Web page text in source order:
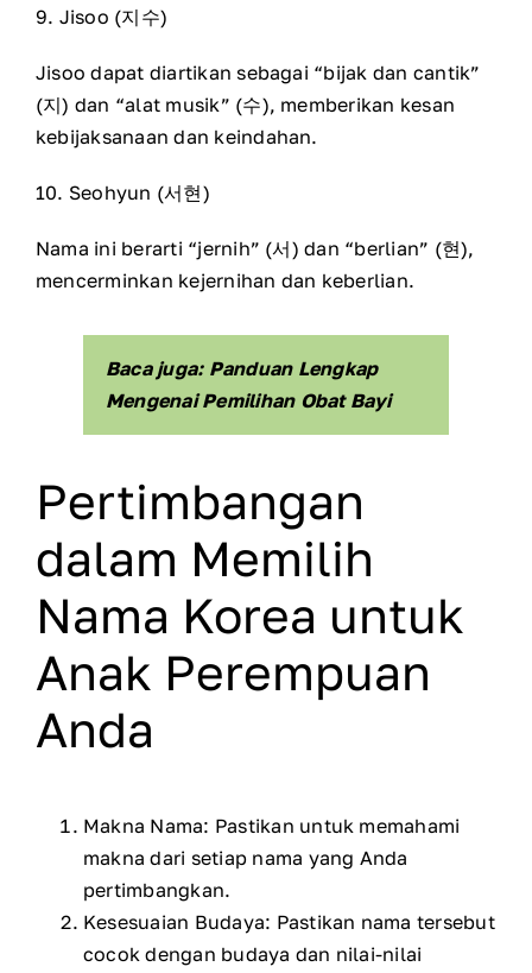
9. Jisoo (지수)
Jisoo dapat diartikan sebagai “bijak dan cantik”
(지) dan “alat musik” (수), memberikan kesan
kebijaksanaan dan keindahan.
10. Seohyun (서현)
Nama ini berarti “jernih” (서) dan “berlian” (현),
mencerminkan kejernihan dan keberlian.
Baca juga: Panduan Lengkap
Mengenai Pemilihan Obat Bayi
Pertimbangan
dalam Memilih
Nama Korea untuk
Anak Perempuan
Anda
Makna Nama: Pastikan untuk memahami
makna dari setiap nama yang Anda
pertimbangkan.
Kesesuaian Budaya: Pastikan nama tersebut
cocok dengan budaya dan nilai-nilai